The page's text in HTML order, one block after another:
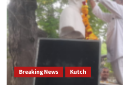
Breaking News Kutch